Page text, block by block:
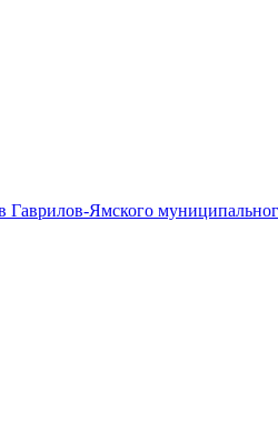
Гаврилов-Ямского